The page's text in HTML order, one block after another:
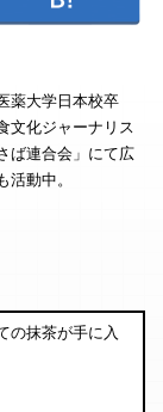
薬大学日本校卒
文化ジャーナリス
ば連合会」にて広
動中。
の抹茶が手に入